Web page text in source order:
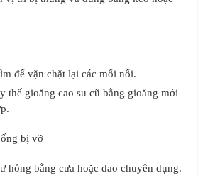
để vặn chặt lại các mối nối.
thế gioăng cao su cũ bằng gioăng mới
bị vỡ
hỏng bằng cưa hoặc dao chuyên dụng.